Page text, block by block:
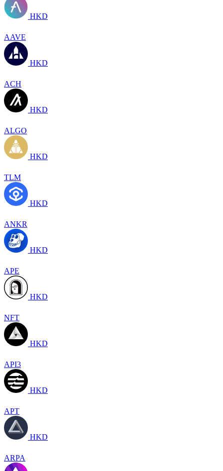
HKD
AAVE
HKD
ACH
HKD
ALGO
HKD
TLM
HKD
ANKR
HKD
APE
HKD
NFT
HKD
API3
HKD
APT
HKD
ARPA